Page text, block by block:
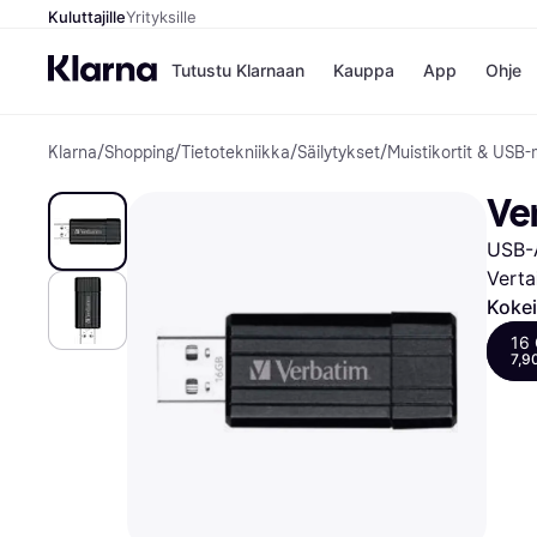
KuluttajilleYrityksille
Tutustu Klarnaan Kauppa
Kaupat
Gigantti
H&M
Peten
Wolt
App Ohje
Klarna/Shopping/Tietotekniikka/Säilytykset/Muistikortit &
16